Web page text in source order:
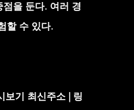
을 둔다. 여러 경
할 수 있다.
보기 최신주소 | 링